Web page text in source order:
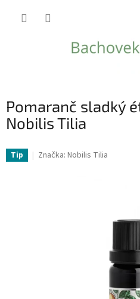
Pomaranč sladký
Nobilis Tilia
Tip Značka: Nobilis Tilia